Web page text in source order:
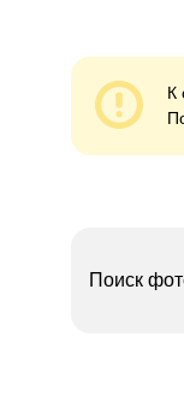
К
Поиск